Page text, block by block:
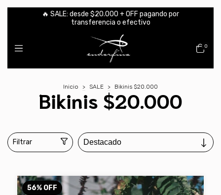
🔥 SALE: desde $20.000 + OFF pagando por
transferencia o efectivo
0
Inicio > SALE > Bikinis $20.000
Bikinis $20.000
Filtrar
56% OFF